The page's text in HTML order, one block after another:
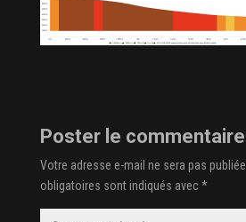
Poster le commentaire
Votre adresse e-mail ne sera pas publiée.
obligatoires sont indiqués avec*